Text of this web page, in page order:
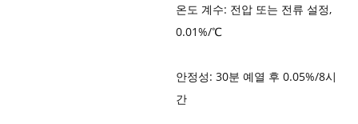
온도 계수: 전압 또는 전류 설정,
0.01%/℃
안정성: 30분 예열 후 0.05%/8시
간